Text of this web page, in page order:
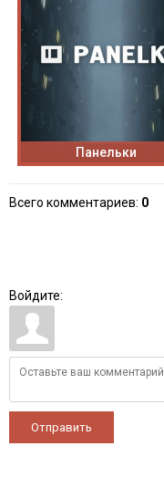
Панельки
Всего комментариев: 0
Войдите:
Отправить